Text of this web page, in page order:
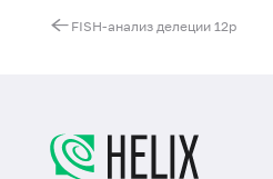
FISH-анализ делеции 12p